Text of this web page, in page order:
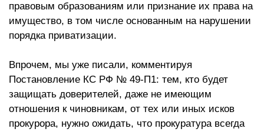
правовым образованиям или признание их права на
имущество, в том числе основанным на нарушении
порядка приватизации.
Впрочем, мы уже писали, комментируя
Постановление КС РФ № 49-П1: тем, кто будет
защищать доверителей, даже не имеющим
отношения к чиновникам, от тех или иных исков
прокурора, нужно ожидать, что прокуратура всегда